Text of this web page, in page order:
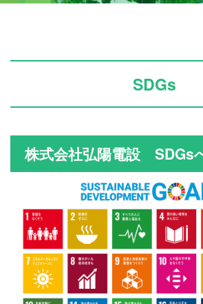
SDGs
株式会社弘陽電設 SDGs